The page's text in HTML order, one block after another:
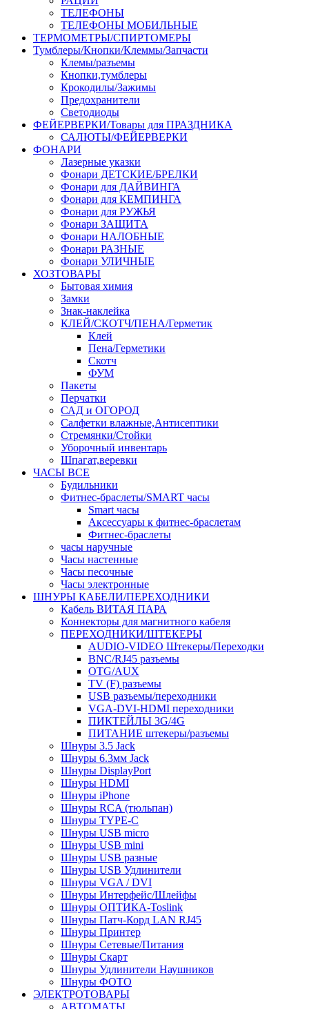
ТЕЛЕФОНЫ
ТЕЛЕФОНЫ МОБИЛЬНЫЕ
ТЕРМОМЕТРЫ/СПИРТОМЕРЫ
Тумблеры/Кнопки/Клеммы/Запчасти
Клемы/разъемы
Кнопки,тумблеры
Крокодилы/Зажимы
Предохранители
Светодиоды
ФЕЙЕРВЕРКИ/Товары для ПРАЗДНИКА
САЛЮТЫ/ФЕЙЕРВЕРКИ
ФОНАРИ
Лазерные указки
Фонари ДЕТСКИЕ/БРЕЛКИ
Фонари для ДАЙВИНГА
Фонари для КЕМПИНГА
Фонари для РУЖЬЯ
Фонари ЗАЩИТА
Фонари НАЛОБНЫЕ
Фонари РАЗНЫЕ
Фонари УЛИЧНЫЕ
ХОЗТОВАРЫ
Бытовая химия
Замки
Знак-наклейка
КЛЕЙ/СКОТЧ/ПЕНА/Герметик
Клей
Пена/Герметики
Скотч
ФУМ
Пакеты
Перчатки
САД и ОГОРОД
Салфетки влажные,Антисептики
Стремянки/Стойки
Уборочный инвентарь
Шпагат,веревки
ЧАСЫ ВСЕ
Будильники
Фитнес-браслеты/SMART часы
Smart часы
Аксессуары к фитнес-браслетам
Фитнес-браслеты
часы наручные
Часы настенные
Часы песочные
Часы электронные
ШНУРЫ КАБЕЛИ/ПЕРЕХОДНИКИ
Кабель ВИТАЯ ПАРА
Коннекторы для магнитного кабеля
ПЕРЕХОДНИКИ/ШТЕКЕРЫ
AUDIO-VIDEO Штекеры/Переходки
BNC/RJ45 разъемы
OTG/AUX
TV (F) разъемы
USB разъемы/переходники
VGA-DVI-HDMI переходники
ПИКТЕЙЛЫ 3G/4G
ПИТАНИЕ штекеры/разъемы
Шнуры 3.5 Jack
Шнуры 6.3мм Jack
Шнуры DisplayPort
Шнуры HDMI
Шнуры iPhone
Шнуры RCA (тюльпан)
Шнуры TYPE-C
Шнуры USB micro
Шнуры USB mini
Шнуры USB разные
Шнуры USB Удлинители
Шнуры VGA / DVI
Шнуры Интерфейс/Шлейфы
Шнуры ОПТИКА-Toslink
Шнуры Патч-Корд LAN RJ45
Шнуры Принтер
Шнуры Сетевые/Питания
Шнуры Скарт
Шнуры Удлинители Наушников
Шнуры ФОТО
ЭЛЕКТРОТОВАРЫ
АВТОМАТЫ